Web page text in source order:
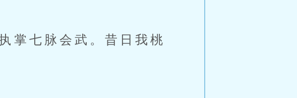
掌七脉会武。昔日我桃